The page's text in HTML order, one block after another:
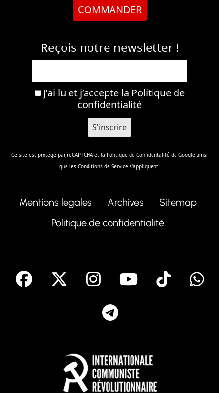
COMMANDER
Reçois notre newsletter !
J’ai lu et j’accepte la Politique de
confidentialité
Ce site est protégé par reCAPTCHA et la Politique de Confidentalité de Google ainsi
que les Conditions de Service s'appliquent.
Mentions légales Archives
Sitemap
Politique de confidentialité
facebook Instagram
Youtube
Tik